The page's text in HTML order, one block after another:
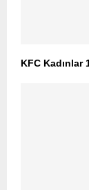
KFC Kadınlar